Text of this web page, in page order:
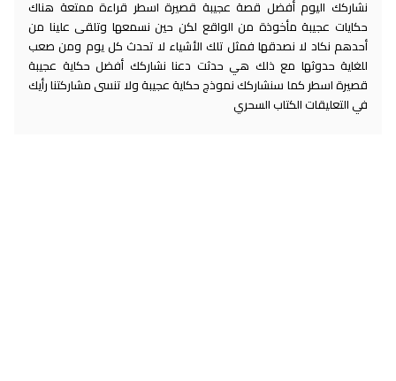
نشاركك اليوم أفضل قصة عجيبة قصيرة اسطر قراءة ممتعة هناك
حكايات عجيبة مأخوذة من الواقع لكن حين نسمعها وتلقى علينا من
أحدهم نكاد لا نصدقها فمثل تلك الأشياء لا تحدث كل يوم ومن صعب
للغاية حدوثها مع ذلك هي حدثت دعنا نشاركك أفضل حكاية عجيبة
قصيرة اسطر كما سنشاركك نموذج حكاية عجيبة ولا تنسى مشاركتنا رأيك
في التعليقات الكتاب السحري